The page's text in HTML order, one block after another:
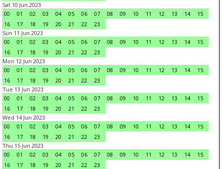
Sat 10 Jun 2023
00
01 02 03 04 05 06 07 08 09 10 11 12 13 14
15
16
17 18 19 20 21 22
23
Sun 11 Jun 2023
00
01 02 03 04 05 06 07 08 09 10 11 12 13 14
15
16
17 18 19 20 21 22
23
Mon 12 Jun 2023
00
01 02 03 04 05 06 07 08 09 10 11 12 13 14
15
16
17 18 19 20 21 22
23
Tue 13 Jun 2023
00
01 02 03 04 05 06 07 08 09 10 11 12 13 14
15
16
17 18 19 20 21 22
23
Wed 14 Jun 2023
00
01 02 03 04 05 06 07 08 09 10 11 12 13 14
15
16
17 18 19 20 21 22
23
Thu 15 Jun 2023
00
01 02 03 04 05 06 07 08 09 10 11 12 13 14
15
16
17 18 19 20 21 22
23